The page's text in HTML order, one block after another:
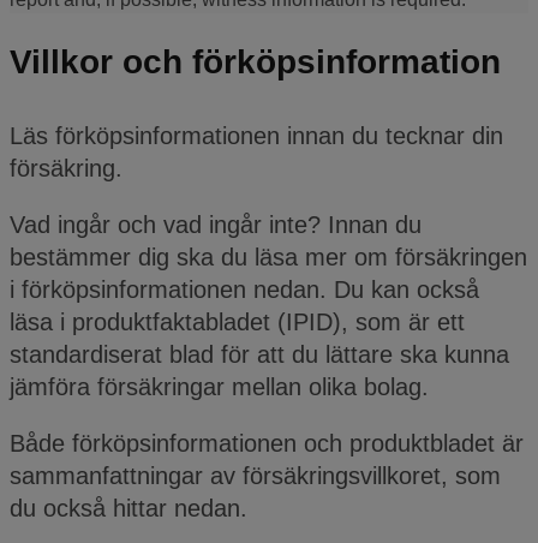
Villkor och förköpsinformation
Läs förköpsinformationen innan du tecknar din
försäkring.
Vad ingår och vad ingår inte? Innan du
bestämmer dig ska du läsa mer om försäkringen
i förköpsinformationen nedan. Du kan också
läsa i produktfaktabladet (IPID), som är ett
standardiserat blad för att du lättare ska kunna
jämföra försäkringar mellan olika bolag.
Både förköpsinformationen och produktbladet är
sammanfattningar av försäkringsvillkoret, som
du också hittar nedan.